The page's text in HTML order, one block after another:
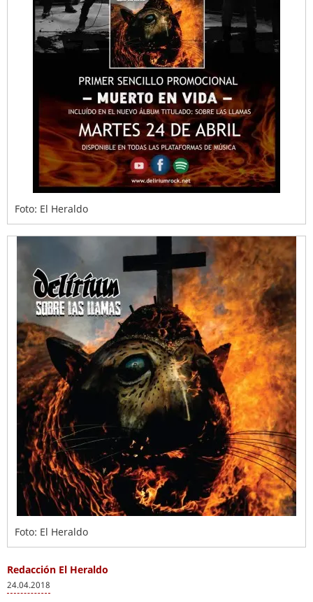
Foto: El Heraldo
Foto: El Heraldo
Redacción El Heraldo
24.04.2018